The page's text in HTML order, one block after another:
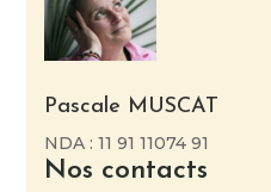
Pascale MUSCAT
NDA : 11 91 11074 91
Nos contacts